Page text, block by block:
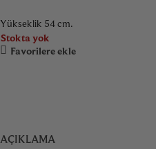
Yükseklik 54 cm.
Stokta yok
Favorilere ekle
AÇIKLAMA